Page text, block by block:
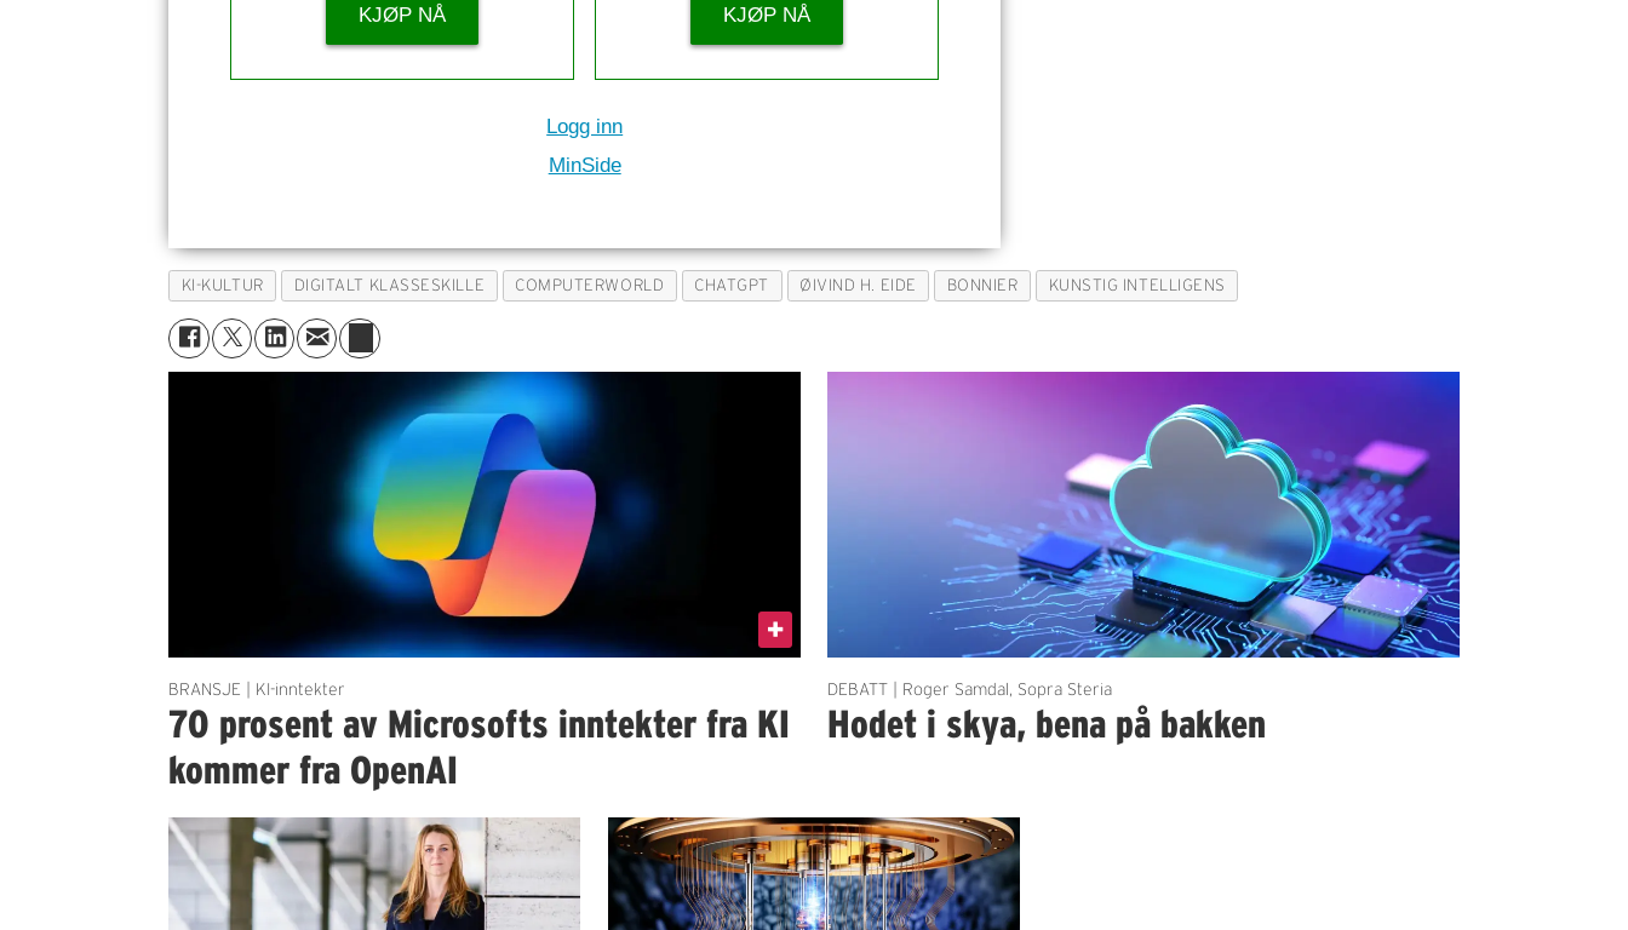
KJØP NÅ KJØP NÅ
Logg inn
MinSide
KI-KULTUR DIGITALT KLASSESKILLE COMPUTERWORLD CHATGPT ØIVIND H. EIDE BONNIER KUNSTIG INTELLIGENS
BRANSJE | KI-inntekter
70 prosent av Microsofts inntekter fra KI
kommer fra OpenAI
DEBATT | Roger Samdal, Sopra Steria
Hodet i skya, bena på bakken